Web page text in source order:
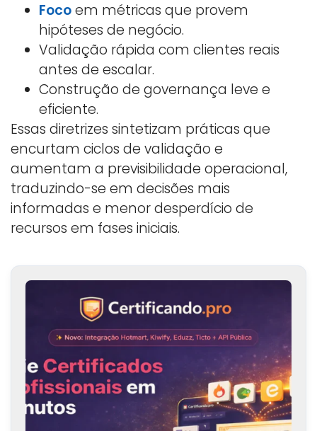
Focoem métricas que provem
hipóteses de negócio.
Validação rápida com clientes reais
antes de escalar.
Construção de governança leve e
eficiente.
Essas diretrizes sintetizam práticas que
encurtam ciclos de validação e
aumentam a previsibilidade operacional,
traduzindo-se em decisões mais
informadas e menor desperdício de
recursos em fases iniciais.